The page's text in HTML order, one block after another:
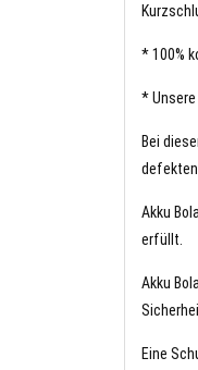
* 100%
*
Bei
Akku
erfüllt.
Akku
Eine